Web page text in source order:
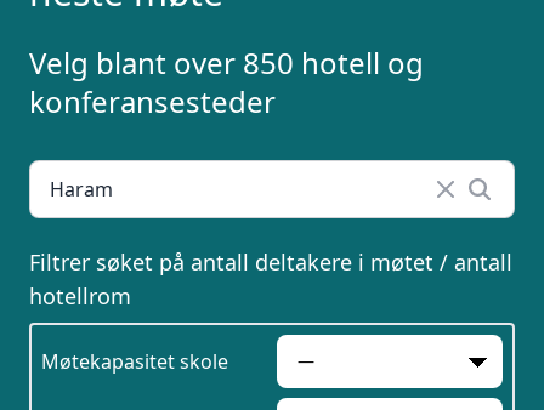
Velg blant over 850 hotell og
konferansesteder
Filtrer søket på antall deltakere i møtet / antall
hotellrom
Møtekapasitet skole